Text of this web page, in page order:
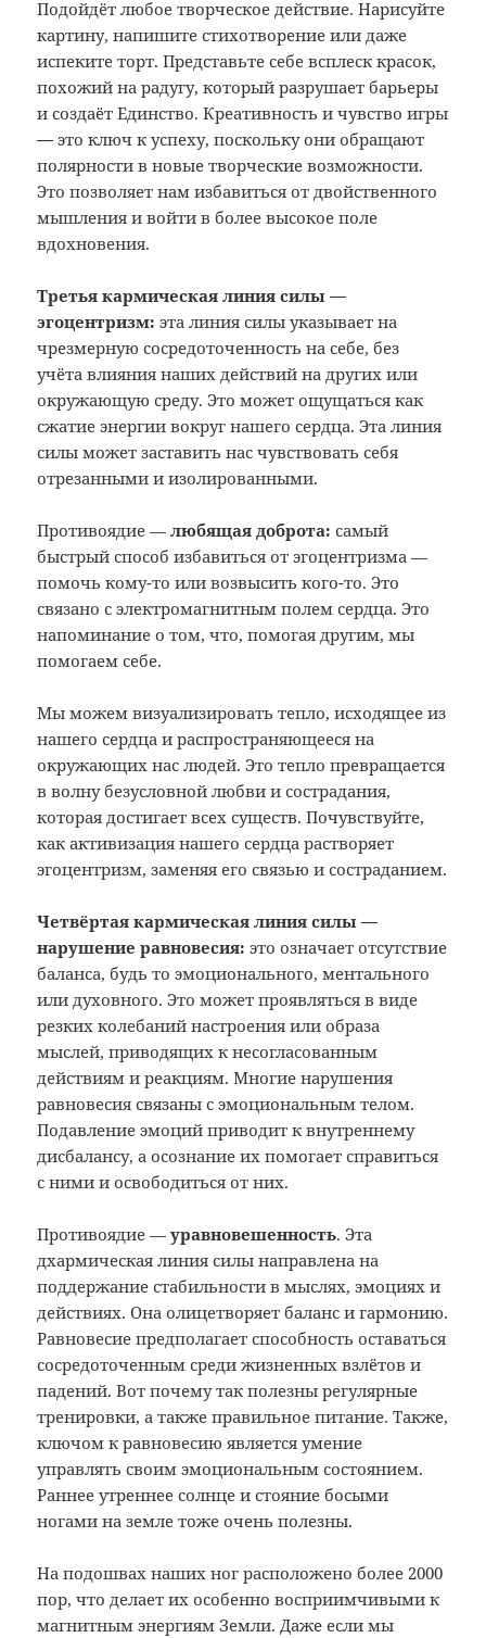
Подойдёт любое творческое действие. Нарисуйте
картину, напишите стихотворение или даже
испеките торт. Представьте себе всплеск красок,
похожий на радугу, который разрушает барьеры
и создаёт Единство. Креативность и чувство игры
— это ключ к успеху, поскольку они обращают
полярности в новые творческие возможности.
Это позволяет нам избавиться от двойственного
мышления и войти в более высокое поле
вдохновения.
Третья кармическая линия силы —
эгоцентризм: эта линия силы указывает на
чрезмерную сосредоточенность на себе, без
учёта влияния наших действий на других или
окружающую среду. Это может ощущаться как
сжатие энергии вокруг нашего сердца. Эта линия
силы может заставить нас чувствовать себя
отрезанными и изолированными.
Противоядие —любящая доброта: самый
быстрый способ избавиться от эгоцентризма —
помочь кому-то или возвысить кого-то. Это
связано с электромагнитным полем сердца. Это
напоминание о том, что, помогая другим, мы
помогаем себе.
Мы можем визуализировать тепло, исходящее из
нашего сердца и распространяющееся на
окружающих нас людей. Это тепло превращается
в волну безусловной любви и сострадания,
которая достигает всех существ. Почувствуйте,
как активизация нашего сердца растворяет
эгоцентризм, заменяя его связью и состраданием.
Четвёртая кармическая линия силы —
нарушение равновесия: это означает отсутствие
баланса, будь то эмоционального, ментального
или духовного. Это может проявляться в виде
резких колебаний настроения или образа
мыслей, приводящих к несогласованным
действиям и реакциям. Многие нарушения
равновесия связаны с эмоциональным телом.
Подавление эмоций приводит к внутреннему
дисбалансу, а осознание их помогает справиться
с ними и освободиться от них.
Противоядие —уравновешенность. Эта
дхармическая линия силы направлена на
поддержание стабильности в мыслях, эмоциях и
действиях. Она олицетворяет баланс и гармонию.
Равновесие предполагает способность оставаться
сосредоточенным среди жизненных взлётов и
падений. Вот почему так полезны регулярные
тренировки, а также правильное питание. Также,
ключом к равновесию является умение
управлять своим эмоциональным состоянием.
Раннее утреннее солнце и стояние босыми
ногами на земле тоже очень полезны.
На подошвах наших ног расположено более 2000
пор, что делает их особенно восприимчивыми к
магнитным энергиям Земли. Даже если мы